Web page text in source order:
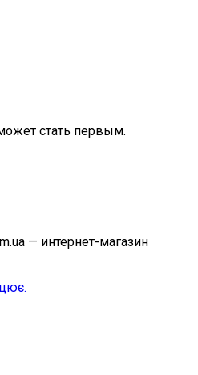
стать первым.
— интернет-магазин